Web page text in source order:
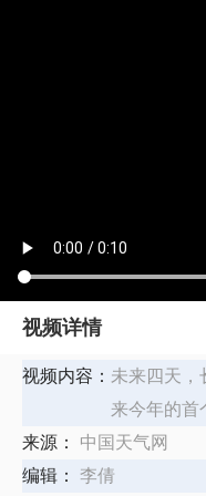
视频详情
视频内容： 未来四天，
来今年的首
来源：
中国天气网
编辑：
李倩